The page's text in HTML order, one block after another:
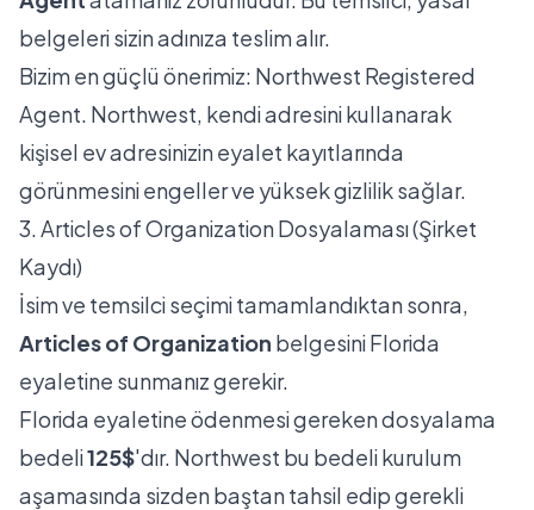
belgeleri sizin adınıza teslim alır.
Bizim en güçlü önerimiz: Northwest Registered
Agent. Northwest, kendi adresini kullanarak
kişisel ev adresinizin eyalet kayıtlarında
görünmesini engeller ve yüksek gizlilik sağlar.
3. Articles of Organization Dosyalaması (Şirket
Kaydı)
İsim ve temsilci seçimi tamamlandıktan sonra,
Articles of Organization belgesini Florida
eyaletine sunmanız gerekir.
Florida eyaletine ödenmesi gereken dosyalama
bedeli125$'dır. Northwest bu bedeli kurulum
aşamasında sizden baştan tahsil edip gerekli